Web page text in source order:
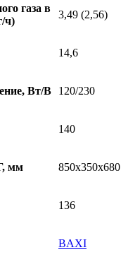
газа в
ч)
3,49 (2,56)
14,6
Вт/В 120/230
140
мм 850х350х680
136
BAXI